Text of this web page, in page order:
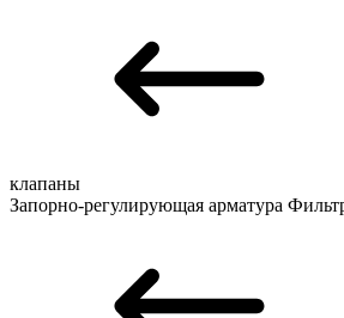
клапаны
Запорно-регулирующая арматура